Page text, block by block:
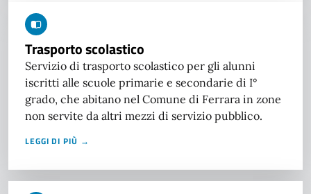
Trasporto scolastico
Servizio di trasporto scolastico per gli alunni
iscritti alle scuole primarie e secondarie di I°
grado, che abitano nel Comune di Ferrara in zone
non servite da altri mezzi di servizio pubblico.
LEGGI DI PIÙ →